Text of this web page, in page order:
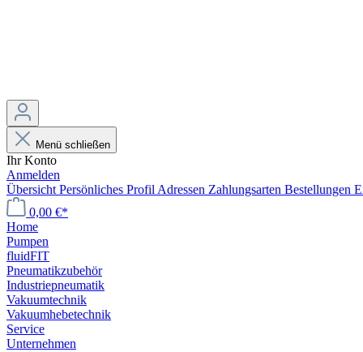
Menü schließen
Ihr Konto
Anmelden
Übersicht Persönliches Profil Adressen Zahlungsarten Bestellungen
0,00 €*
Home
Pumpen
fluidFIT
Pneumatikzubehör
Industriepneumatik
Vakuumtechnik
Vakuumhebetechnik
Service
Unternehmen